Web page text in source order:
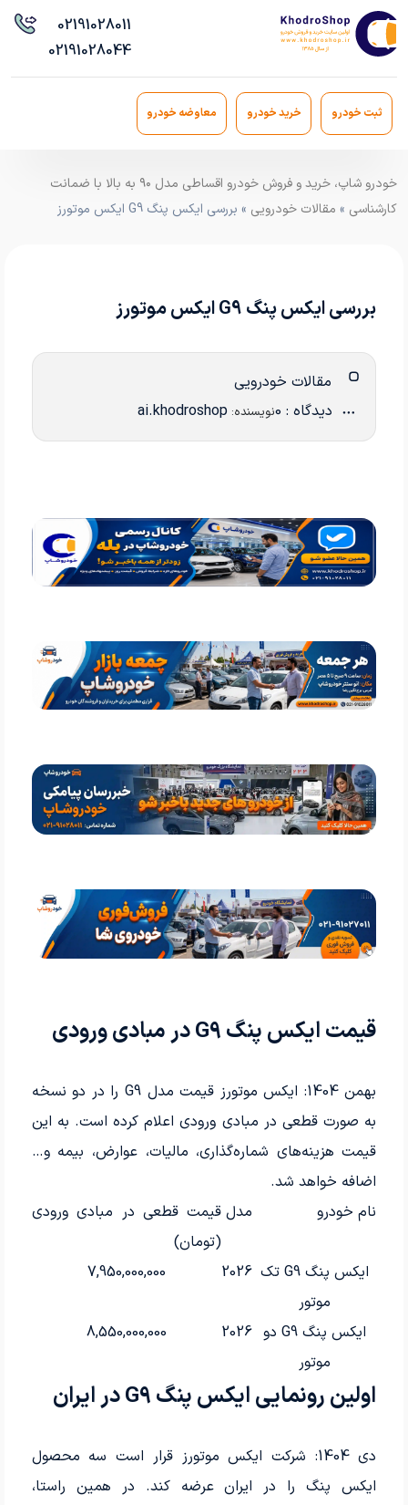
02191028011
02191028044
ثبت خودرو خرید خودرو معاوضه خودرو
خودرو شاپ، خرید و فروش خودرو اقساطی مدل ۹۰ به بالا با ضمانت
کارشناسی » مقالات خودرویی » بررسی ایکس پنگ G9 ایکس موتورز
بررسی ایکس پنگ G9 ایکس موتورز
مقالات خودرویی
دیدگاه : 0 نویسنده: ai.khodroshop
قیمت ایکس پنگ G9 در مبادی ورودی
بهمن 1404: ایکس موتورز قیمت مدل G9 را در دو نسخه
به صورت قطعی در مبادی ورودی اعلام کرده است. به این
قیمت‌ هزینه‌های شماره‌گذاری، مالیات، عوارض، بیمه و…
اضافه خواهد شد.
نام خودرو
مدل قیمت قطعی در مبادی ورودی
(تومان)
ایکس پنگ G9 تک
موتور
2026
7,950,000,000
ایکس پنگ G9 دو
موتور
2026
8,550,000,000
اولین رونمایی ایکس پنگ G9 در ایران
دی 1404: شرکت ایکس موتورز قرار است سه محصول
ایکس پنگ را در ایران عرضه کند. در همین راستا،